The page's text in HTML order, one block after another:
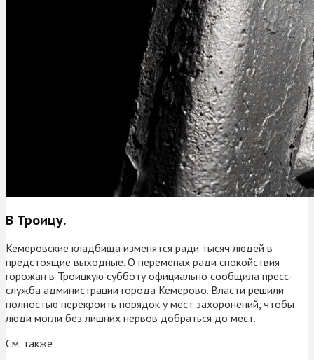
В Троицу.
Кемеровские кладбища изменятся ради тысяч людей в
предстоящие выходные. О переменах ради спокойствия
горожан в Троицкую субботу официально сообщила пресс-
служба администрации города Кемерово. Власти решили
полностью перекроить порядок у мест захоронений, чтобы
люди могли без лишних нервов добраться до мест.
См. также